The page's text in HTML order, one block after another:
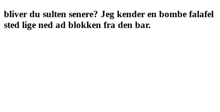
bliver du sulten senere? Jeg kender en bombe falafel
sted lige ned ad blokken fra den bar.